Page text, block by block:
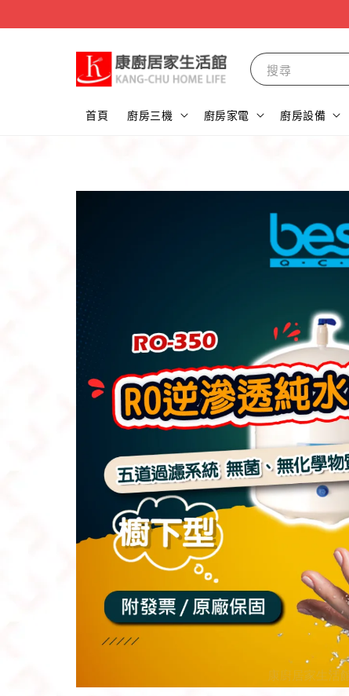
搜尋
首頁 廚房三機 廚房家電 廚房設備